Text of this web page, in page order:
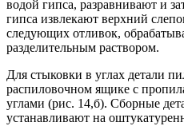
водой гипса, разравнивают и
гипса извлекают верхний
следующих отливок,
разделительным раствором.
Для стыковки в углах детали
распиловочном ящике с
углами (рис. 14,б). Сборные
устанавливают на